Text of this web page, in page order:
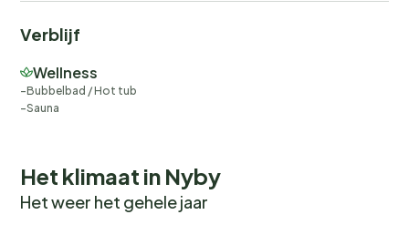
Verblijf
Wellness
Bubbelbad / Hot tub
Sauna
Het klimaat in Nyby
Het weer het gehele jaar